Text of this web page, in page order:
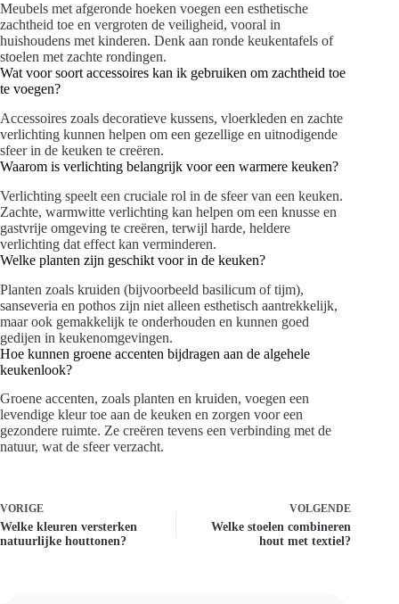
Meubels met afgeronde hoeken voegen een esthetische
zachtheid toe en vergroten de veiligheid, vooral in
huishoudens met kinderen. Denk aan ronde keukentafels of
stoelen met zachte rondingen.
Wat voor soort accessoires kan ik gebruiken om zachtheid toe
te voegen?
Accessoires zoals decoratieve kussens, vloerkleden en zachte
verlichting kunnen helpen om een gezellige en uitnodigende
sfeer in de keuken te creëren.
Waarom is verlichting belangrijk voor een warmere keuken?
Verlichting speelt een cruciale rol in de sfeer van een keuken.
Zachte, warmwitte verlichting kan helpen om een knusse en
gastvrije omgeving te creëren, terwijl harde, heldere
verlichting dat effect kan verminderen.
Welke planten zijn geschikt voor in de keuken?
Planten zoals kruiden (bijvoorbeeld basilicum of tijm),
sanseveria en pothos zijn niet alleen esthetisch aantrekkelijk,
maar ook gemakkelijk te onderhouden en kunnen goed
gedijen in keukenomgevingen.
Hoe kunnen groene accenten bijdragen aan de algehele
keukenlook?
Groene accenten, zoals planten en kruiden, voegen een
levendige kleur toe aan de keuken en zorgen voor een
gezondere ruimte. Ze creëren tevens een verbinding met de
natuur, wat de sfeer verzacht.
VORIGE
Welke kleuren versterken
natuurlijke houttonen?
VOLGENDE
Welke stoelen combineren
hout met textiel?